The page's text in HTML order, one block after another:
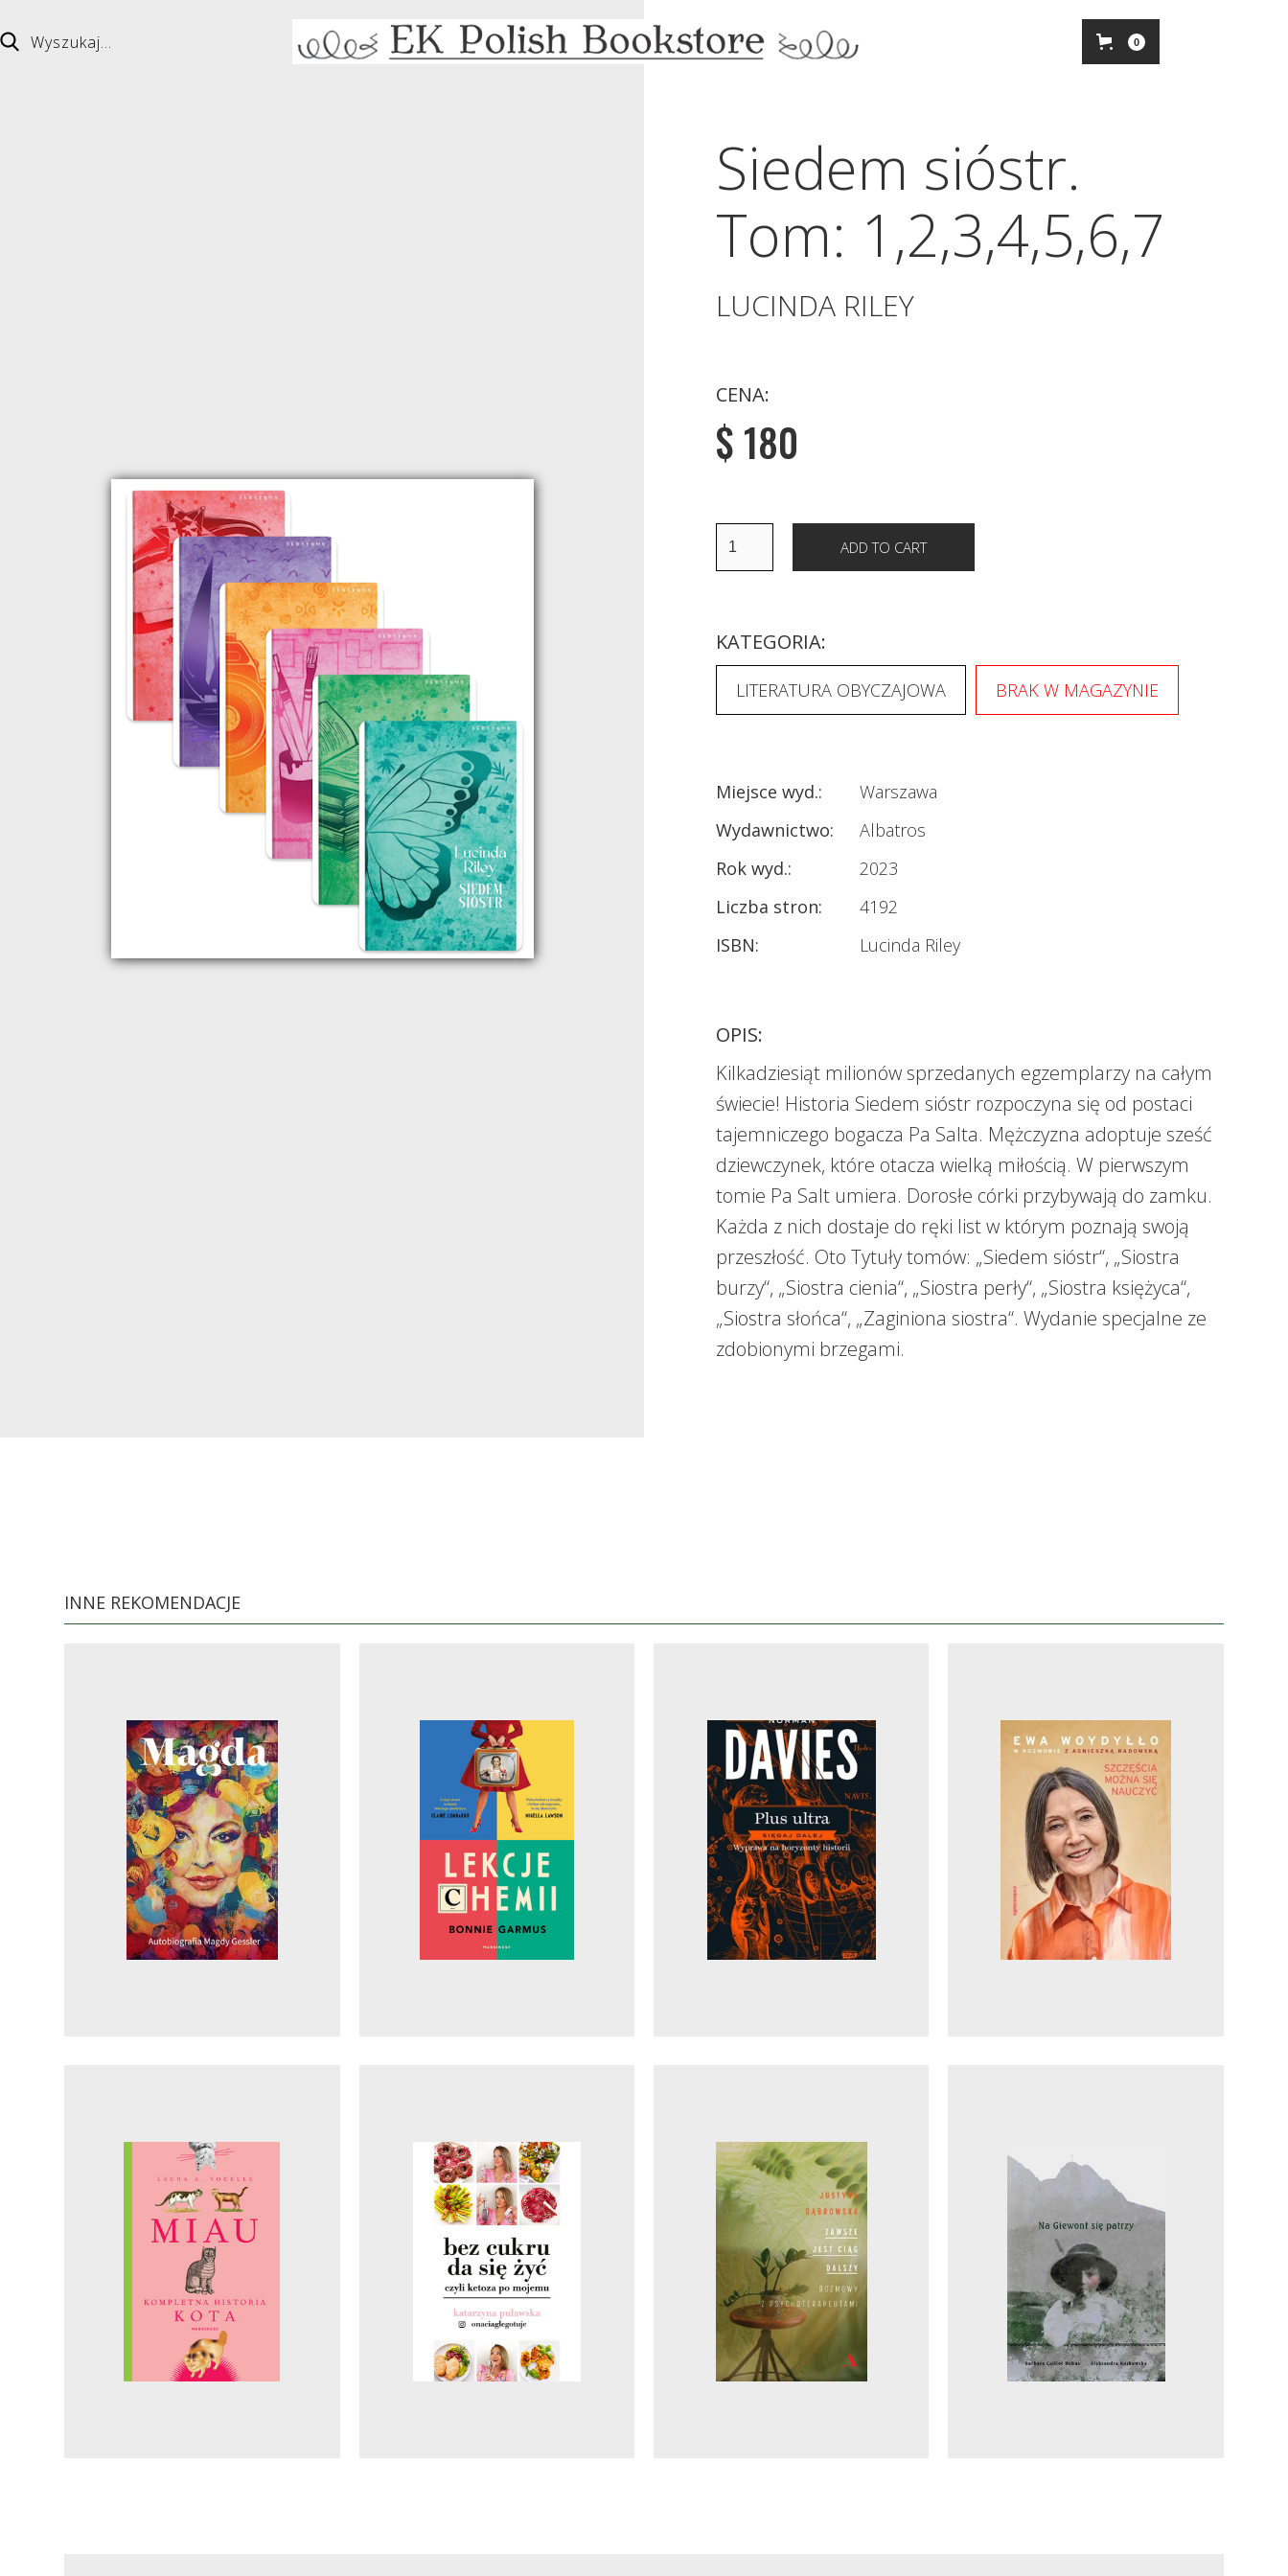
0
Siedem sióstr.
Tom: 1,2,3,4,5,6,7
LUCINDA RILEY
CENA:
$ 180
KATEGORIA:
LITERATURA OBYCZAJOWA BRAK W MAGAZYNIE
Miejsce wyd.:
Warszawa
Wydawnictwo:
Albatros
Rok wyd.:
2023
Liczba stron:
4192
ISBN:
Lucinda Riley
OPIS:
Kilkadziesiąt milionów sprzedanych egzemplarzy na całym
świecie! Historia Siedem sióstr rozpoczyna się od postaci
tajemniczego bogacza Pa Salta. Mężczyzna adoptuje sześć
dziewczynek, które otacza wielką miłością. W pierwszym
tomie Pa Salt umiera. Dorosłe córki przybywają do zamku.
Każda z nich dostaje do ręki list w którym poznają swoją
przeszłość. Oto Tytuły tomów: „Siedem sióstr“, „Siostra
burzy“, „Siostra cienia“, „Siostra perły“, „Siostra księżyca“,
„Siostra słońca“, „Zaginiona siostra“. Wydanie specjalne ze
zdobionymi brzegami.
INNE REKOMENDACJE